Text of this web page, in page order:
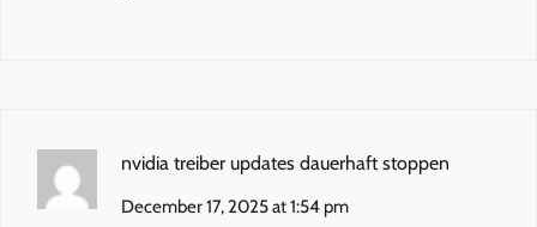
nvidia treiber updates dauerhaft stoppen
December 17, 2025 at 1:54 pm